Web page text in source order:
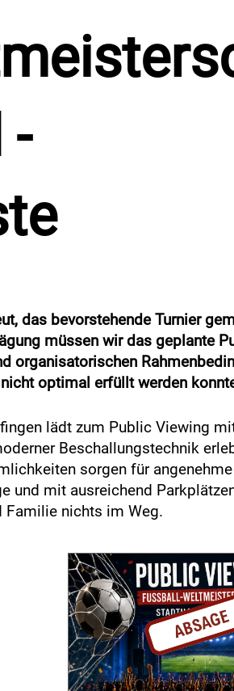
-
das bevorstehende Turnier
müssen wir das geplante
organisatorischen
optimal erfüllt werden
lädt zum Public Viewing
Beschallungstechnik
sorgen für
und mit ausreichend
Familie nichts im Weg.